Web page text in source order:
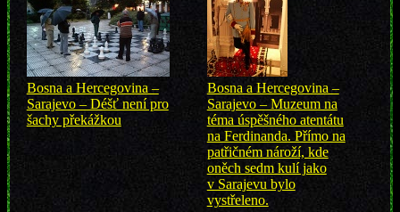
Bosna a Hercegovina –
Sarajevo – Déšť není pro
šachy překážkou
Bosna a Hercegovina –
Sarajevo – Muzeum na
téma úspěšného atentátu
na Ferdinanda. Přímo na
patřičném nároží, kde
oněch sedm kulí jako
v Sarajevu bylo
vystřeleno.